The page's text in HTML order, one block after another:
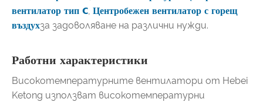
вентилатор тип C Центробежен вентилатор с горещ
въздухза задоволяване на различни нужди.
Работни характеристики
Високотемпературните вентилатори от Hebei
Ketong използват високотемпературни